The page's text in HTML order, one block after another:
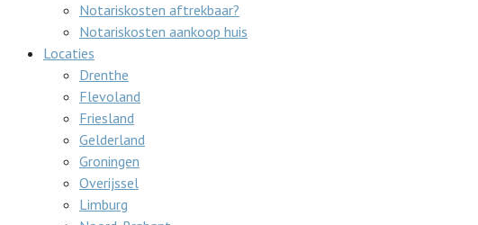
Notariskosten aftrekbaar?
Notariskosten aankoop huis
Locaties
Drenthe
Flevoland
Friesland
Gelderland
Groningen
Overijssel
Limburg